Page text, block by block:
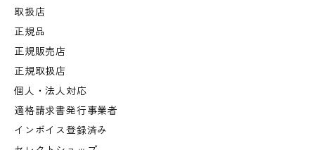
取扱店
正規品
正規販売店
正規取扱店
個人・法人対応
適格請求書発行事業者
インボイス登録済み